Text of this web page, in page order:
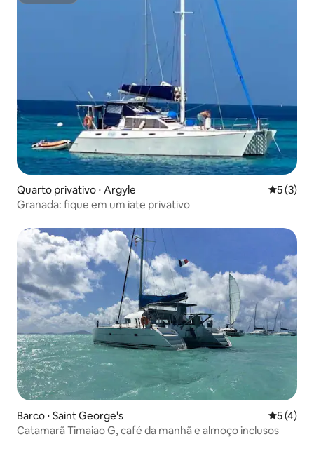
Quarto privativo ⋅ Argyle 5 de
5 (3)
Granada: fique em um iate privativo
Barco ⋅ Saint George's 5 de
5 (4)
Catamarã Timaiao G, café da manhã e almoço inclusos